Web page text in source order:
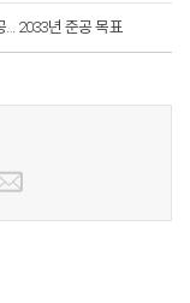
… 2033년 준공 목표